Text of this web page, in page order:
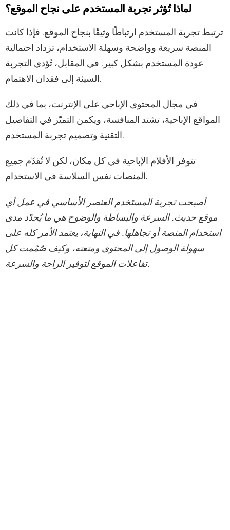
لماذا تُؤثر تجربة المستخدم على نجاح الموقع؟
ترتبط تجربة المستخدم ارتباطًا وثيقًا بنجاح الموقع. فإذا كانت
المنصة سريعة وواضحة وسهلة الاستخدام، تزداد احتمالية
عودة المستخدم بشكل كبير. في المقابل، تُؤدي التجربة
السيئة إلى فقدان الاهتمام.
في مجال المحتوى الإباحي على الإنترنت، بما في ذلك
المواقع الإباحية، تشتد المنافسة، ويكمن التميّز في التفاصيل
التقنية وتصميم تجربة المستخدم.
تتوفر الأفلام الإباحية في كل مكان، لكن لا تُقدّم جميع
المنصات نفس السلاسة في الاستخدام.
أصبحت تجربة المستخدم العنصر الأساسي في عمل أي
موقع حديث. السرعة والبساطة والوضوح هي ما يُحدّد مدى
استخدام المنصة أو تجاهلها. في النهاية، يعتمد الأمر كله على
سهولة الوصول إلى المحتوى ومتعته، وكيف صُمّمت كل
تفاعلات الموقع لتوفير الراحة والسرعة.